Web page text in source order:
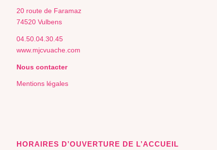
20 route de Faramaz
74520 Vulbens
04.50.04.30.45
www.mjcvuache.com
Nous contacter
Mentions légales
HORAIRES D’OUVERTURE DE L’ACCUEIL